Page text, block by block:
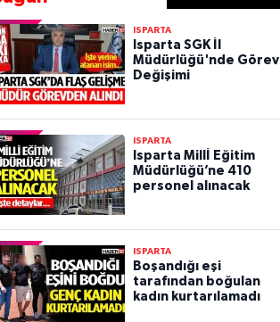
ISPARTA
Isparta SGK İl
Müdürlüğü'nde Görev
Değişimi
ISPARTA
Isparta Millİ Eğitim
Müdürlüğü’ne 410
personel alınacak
ISPARTA
Boşandığı eşi
tarafından boğulan
kadın kurtarılamadı